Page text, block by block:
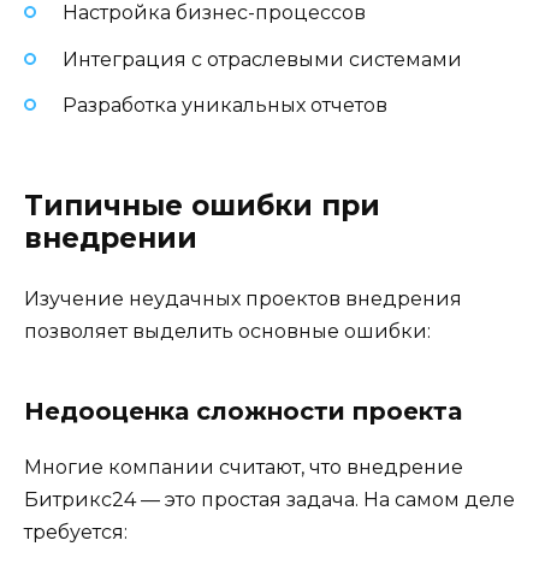
Настройка бизнес-процессов
Интеграция с отраслевыми системами
Разработка уникальных отчетов
Типичные ошибки при
внедрении
Изучение неудачных проектов внедрения
позволяет выделить основные ошибки:
Недооценка сложности проекта
Многие компании считают, что внедрение
Битрикс24 — это простая задача. На самом деле
требуется: